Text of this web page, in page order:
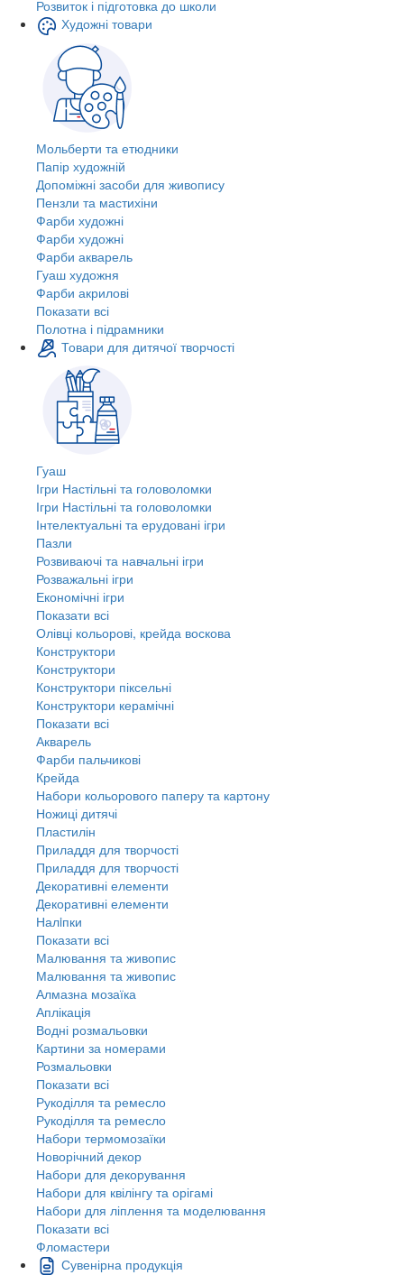
Розвиток і підготовка до школи
Художні товари
Мольберти та етюдники
Папір художній
Допоміжні засоби для живопису
Пензли та мастихіни
Фарби художні
Фарби художні
Фарби акварель
Гуаш художня
Фарби акрилові
Показати всі
Полотна і підрамники
Товари для дитячої творчості
Гуаш
Ігри Настільні та головоломки
Ігри Настільні та головоломки
Інтелектуальні та ерудовані ігри
Пазли
Розвиваючі та навчальні ігри
Розважальні ігри
Економічні ігри
Показати всі
Олівці кольорові, крейда воскова
Конструктори
Конструктори
Конструктори піксельні
Конструктори керамічні
Показати всі
Акварель
Фарби пальчикові
Крейда
Набори кольорового паперу та картону
Ножиці дитячі
Пластилін
Приладдя для творчості
Приладдя для творчості
Декоративні елементи
Декоративні елементи
Налiпки
Показати всі
Малювання та живопис
Малювання та живопис
Алмазна мозаїка
Аплікація
Водні розмальовки
Картини за номерами
Розмальовки
Показати всі
Рукоділля та ремесло
Рукоділля та ремесло
Набори термомозаїки
Новорічний декор
Набори для декорування
Набори для квілінгу та орігамі
Набори для ліплення та моделювання
Показати всі
Фломастери
Сувенірна продукція